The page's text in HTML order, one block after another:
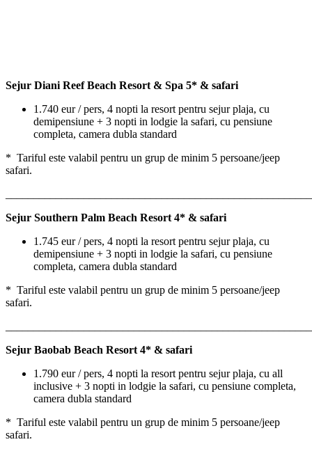
Sejur Diani Reef Beach Resort & Spa 5* & safari
1.740 eur / pers, 4 nopti la resort pentru sejur plaja, cu
demipensiune + 3 nopti in lodgie la safari, cu pensiune
completa, camera dubla standard
* Tariful este valabil pentru un grup de minim 5 persoane/jeep
safari.
Sejur Southern Palm Beach Resort 4* & safari
1.745 eur / pers, 4 nopti la resort pentru sejur plaja, cu
demipensiune + 3 nopti in lodgie la safari, cu pensiune
completa, camera dubla standard
* Tariful este valabil pentru un grup de minim 5 persoane/jeep
safari.
Sejur Baobab Beach Resort 4* & safari
1.790 eur / pers, 4 nopti la resort pentru sejur plaja, cu all
inclusive + 3 nopti in lodgie la safari, cu pensiune completa,
camera dubla standard
* Tariful este valabil pentru un grup de minim 5 persoane/jeep
safari.